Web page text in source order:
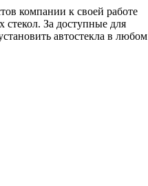
компании к своей работе
стекол. За доступные для
автостекла в любом